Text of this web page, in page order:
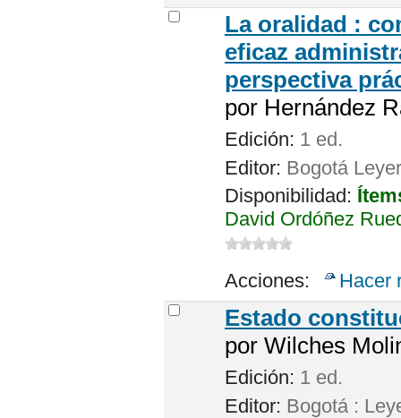
La oralidad :
eficaz
perspectiva
por Hernández
Edición: 1 ed.
Editor: Bogotá
Disponibilidad:
David Ordóñez
Acciones: Hacer
Estado
por Wilches
Edición: 1 ed.
Editor: Bogotá :